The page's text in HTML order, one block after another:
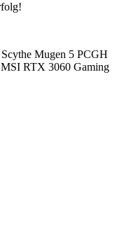
Mugen 5 PCGH
RTX 3060 Gaming